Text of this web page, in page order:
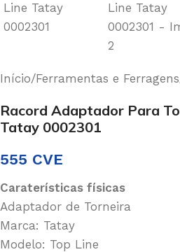
Início/Ferramentas e Ferragens
Racord Adaptador Para
Tatay 0002301
555 CVE
Caraterísticas físicas
Adaptador de Torneira
Marca: Tatay
Modelo: Top Line